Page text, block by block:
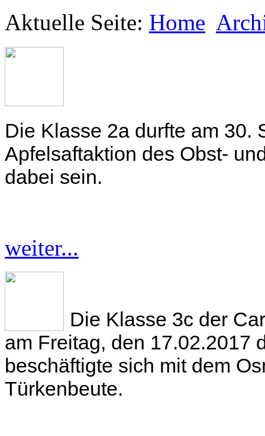
Aktuelle Seite: Home
Die Klasse 2a durfte am 30.
Apfelsaftaktion des Obst-
dabei sein.
weiter...
Die Klasse 3c der
am Freitag, den 17.02.2017
beschäftigte sich mit dem
Türkenbeute.